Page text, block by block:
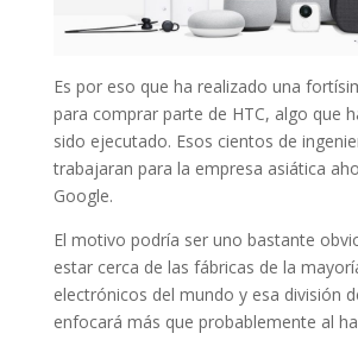
Es por eso que ha realizado una
para comprar parte de HTC, algo que
sido ejecutado. Esos cientos de
trabajaran para la empresa asiática
Google.
El motivo podría ser uno bastante
estar cerca de las fábricas de la
electrónicos del mundo y esa división
enfocará más que probablemente al